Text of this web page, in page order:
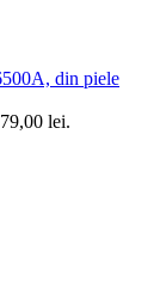
din piele
lei.